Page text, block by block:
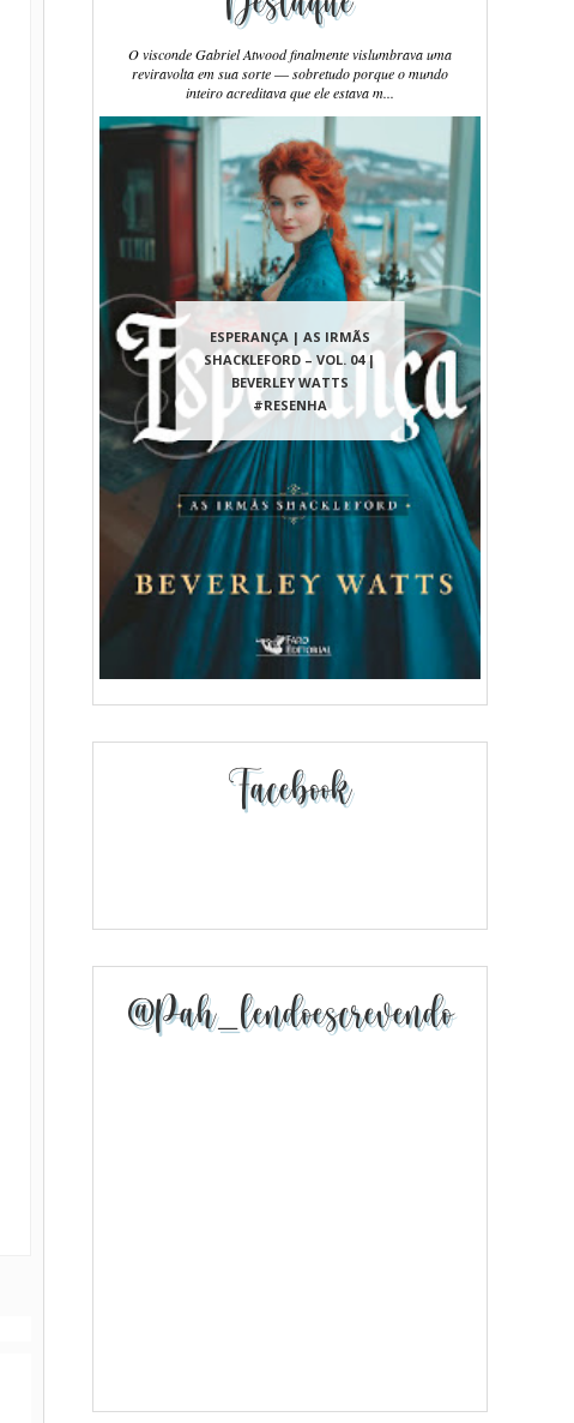
ESPERANÇA | AS IRMÃS
SHACKLEFORD – VOL. 04 |
BEVERLEY WATTS
#RESENHA
O visconde Gabriel Atwood finalmente vislumbrava uma
reviravolta em sua sorte ― sobretudo porque o mundo
inteiro acreditava que ele estava m...
Facebook
@pah_lendoescrevendo